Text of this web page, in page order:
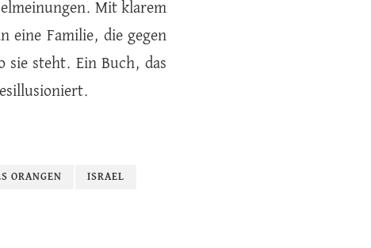
Mit klarem
eine Familie, die gegen
steht. Ein Buch, das
ORANGEN ISRAEL